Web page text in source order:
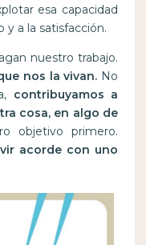
esa capacidad
y a la satisfacción.
nuestro trabajo.
nos la vivan. No
contribuyamos a
cosa, en algo de
objetivo primero.
acorde con uno